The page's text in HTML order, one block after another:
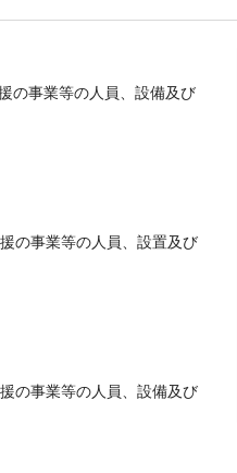
の事業等の人員、設備及び
の事業等の人員、設置及び
の事業等の人員、設備及び